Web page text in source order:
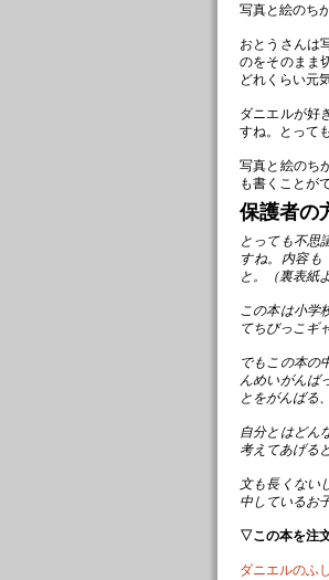
写真と絵のち
おとうさんは
のをそのまま
どれくらい元
ダニエルが好
すね。とって
写真と絵のち
も書くことが
保護者の
とっても不思
すね。内容も
と。（裏表紙
この本は小学
てちびっこギ
でもこの本の
んめいがんば
とをがんばる
自分とはどん
考えてあげる
文も長くない
中しているお
▽この本を注
ダニエルのふ